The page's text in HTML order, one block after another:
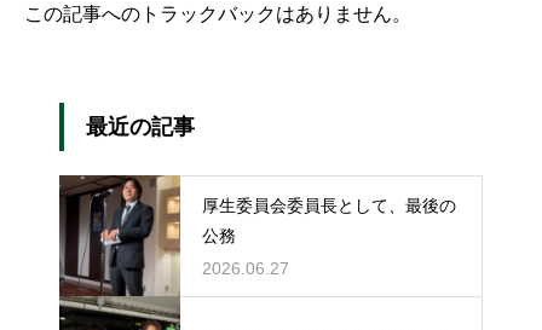
この記事へのトラックバックはありません。
最近の記事
厚生委員会委員長として、最後の
公務
2026.06.27